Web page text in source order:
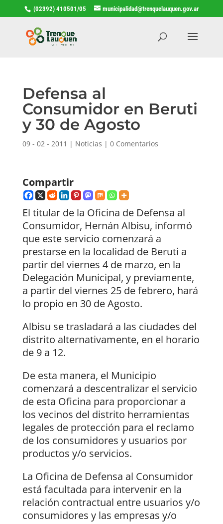
(02392) 410501/05 municipalidad@trenquelauquen.gov.ar
Defensa al
Consumidor en Beruti
y 30 de Agosto
09 - 02 - 2011 | Noticias | 0 Comentarios
Compartir
El titular de la Oficina de Defensa al
Consumidor, Hernán Albisu, informó
que este servicio comenzará a
prestarse en la localidad de Beruti a
partir del viernes 4 de marzo, en la
Delegación Municipal, y previamente,
a partir del viernes 25 de febrero, hará
lo propio en 30 de Agosto.
Albisu se trasladará a las ciudades del
distrito alternativamente, en el horario
de 9 a 12.
De esta manera, el Municipio
comenzará a descentralizar el servicio
de esta Oficina para proporcionar a
los vecinos del distrito herramientas
legales de protección para el reclamo
de los consumidores y usuarios por
productos y/o servicios.
La Oficina de Defensa al Consumidor
está facultada para intervenir en la
relación contractual entre usuarios y/o
consumidores y las empresas y/o